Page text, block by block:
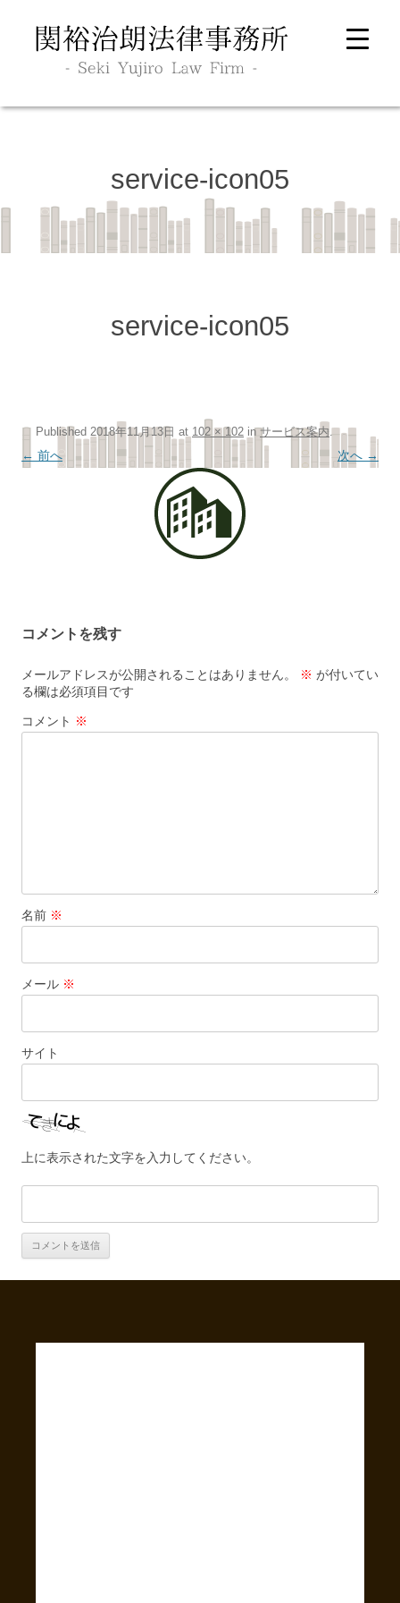
service-icon05
service-icon05
Published 2018年11月13日 at 102 × 102 inサービス案内 .
← 前へ 次へ →
コメントを残す
メールアドレスが公開されることはありません。 ※ が付いてい
る欄は必須項目です
コメント ※
名前 ※
メール ※
サイト
上に表示された文字を入力してください。